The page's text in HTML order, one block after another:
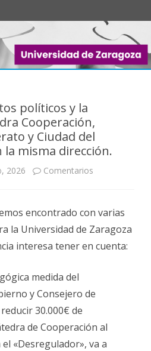
Saltar
políticos y la
Cooperación,
y Ciudad del
misma dirección.
2026 Comentarios
encontrado con varias
la Universidad de Zaragoza
interesa tener en cuenta:
medida del
y Consejero de
30.000€ de
de Cooperación al
«Desregulador», va a